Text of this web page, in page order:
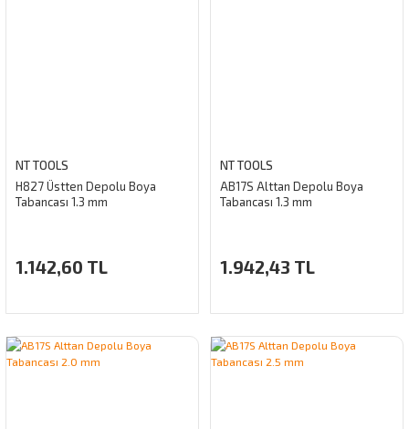
NT TOOLS
H827 Üstten Depolu Boya
Tabancası 1.3 mm
1.142,60 TL
NT TOOLS
AB17S Alttan Depolu Boya
Tabancası 1.3 mm
1.942,43 TL